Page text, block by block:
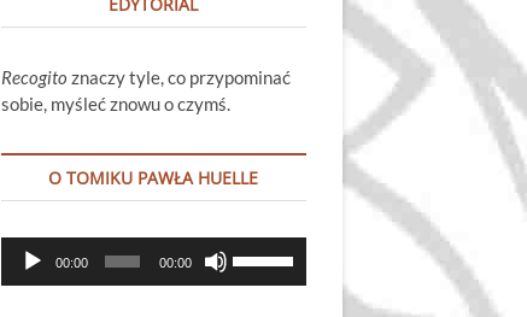
Recogito znaczy tyle, co przypominać
sobie, myśleć znowu o czymś.
O TOMIKU PAWŁA HUELLE
Odtwarzacz
plików
00:00 00:00